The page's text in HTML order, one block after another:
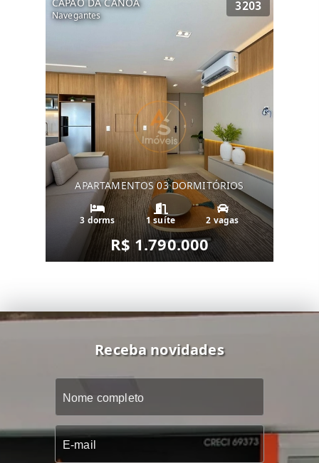
Navegantes
3203
APARTAMENTOS 03 DORMITÓRIOS
3 dorms 1 suíte 2 vagas
R$ 1.790.000
Receba novidades